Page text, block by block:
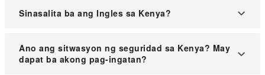
Sinasalita ba ang Ingles sa Kenya?
Ang Ingles ay isa sa mga opisyal na wika sa
Kenya, kaya posible ang pakikipagkomunikasyon
Ano ang sitwasyon ng seguridad sa Kenya? May
dapat ba akong pag-ingatan?